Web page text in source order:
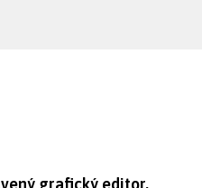
grafický editor,